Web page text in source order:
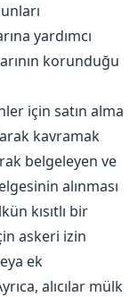
yardımcı
korunduğu
için satın alma
kavramak
belgeleyen ve
alınması
kısıtlı bir
askeri izin
ek
alıcılar mülk